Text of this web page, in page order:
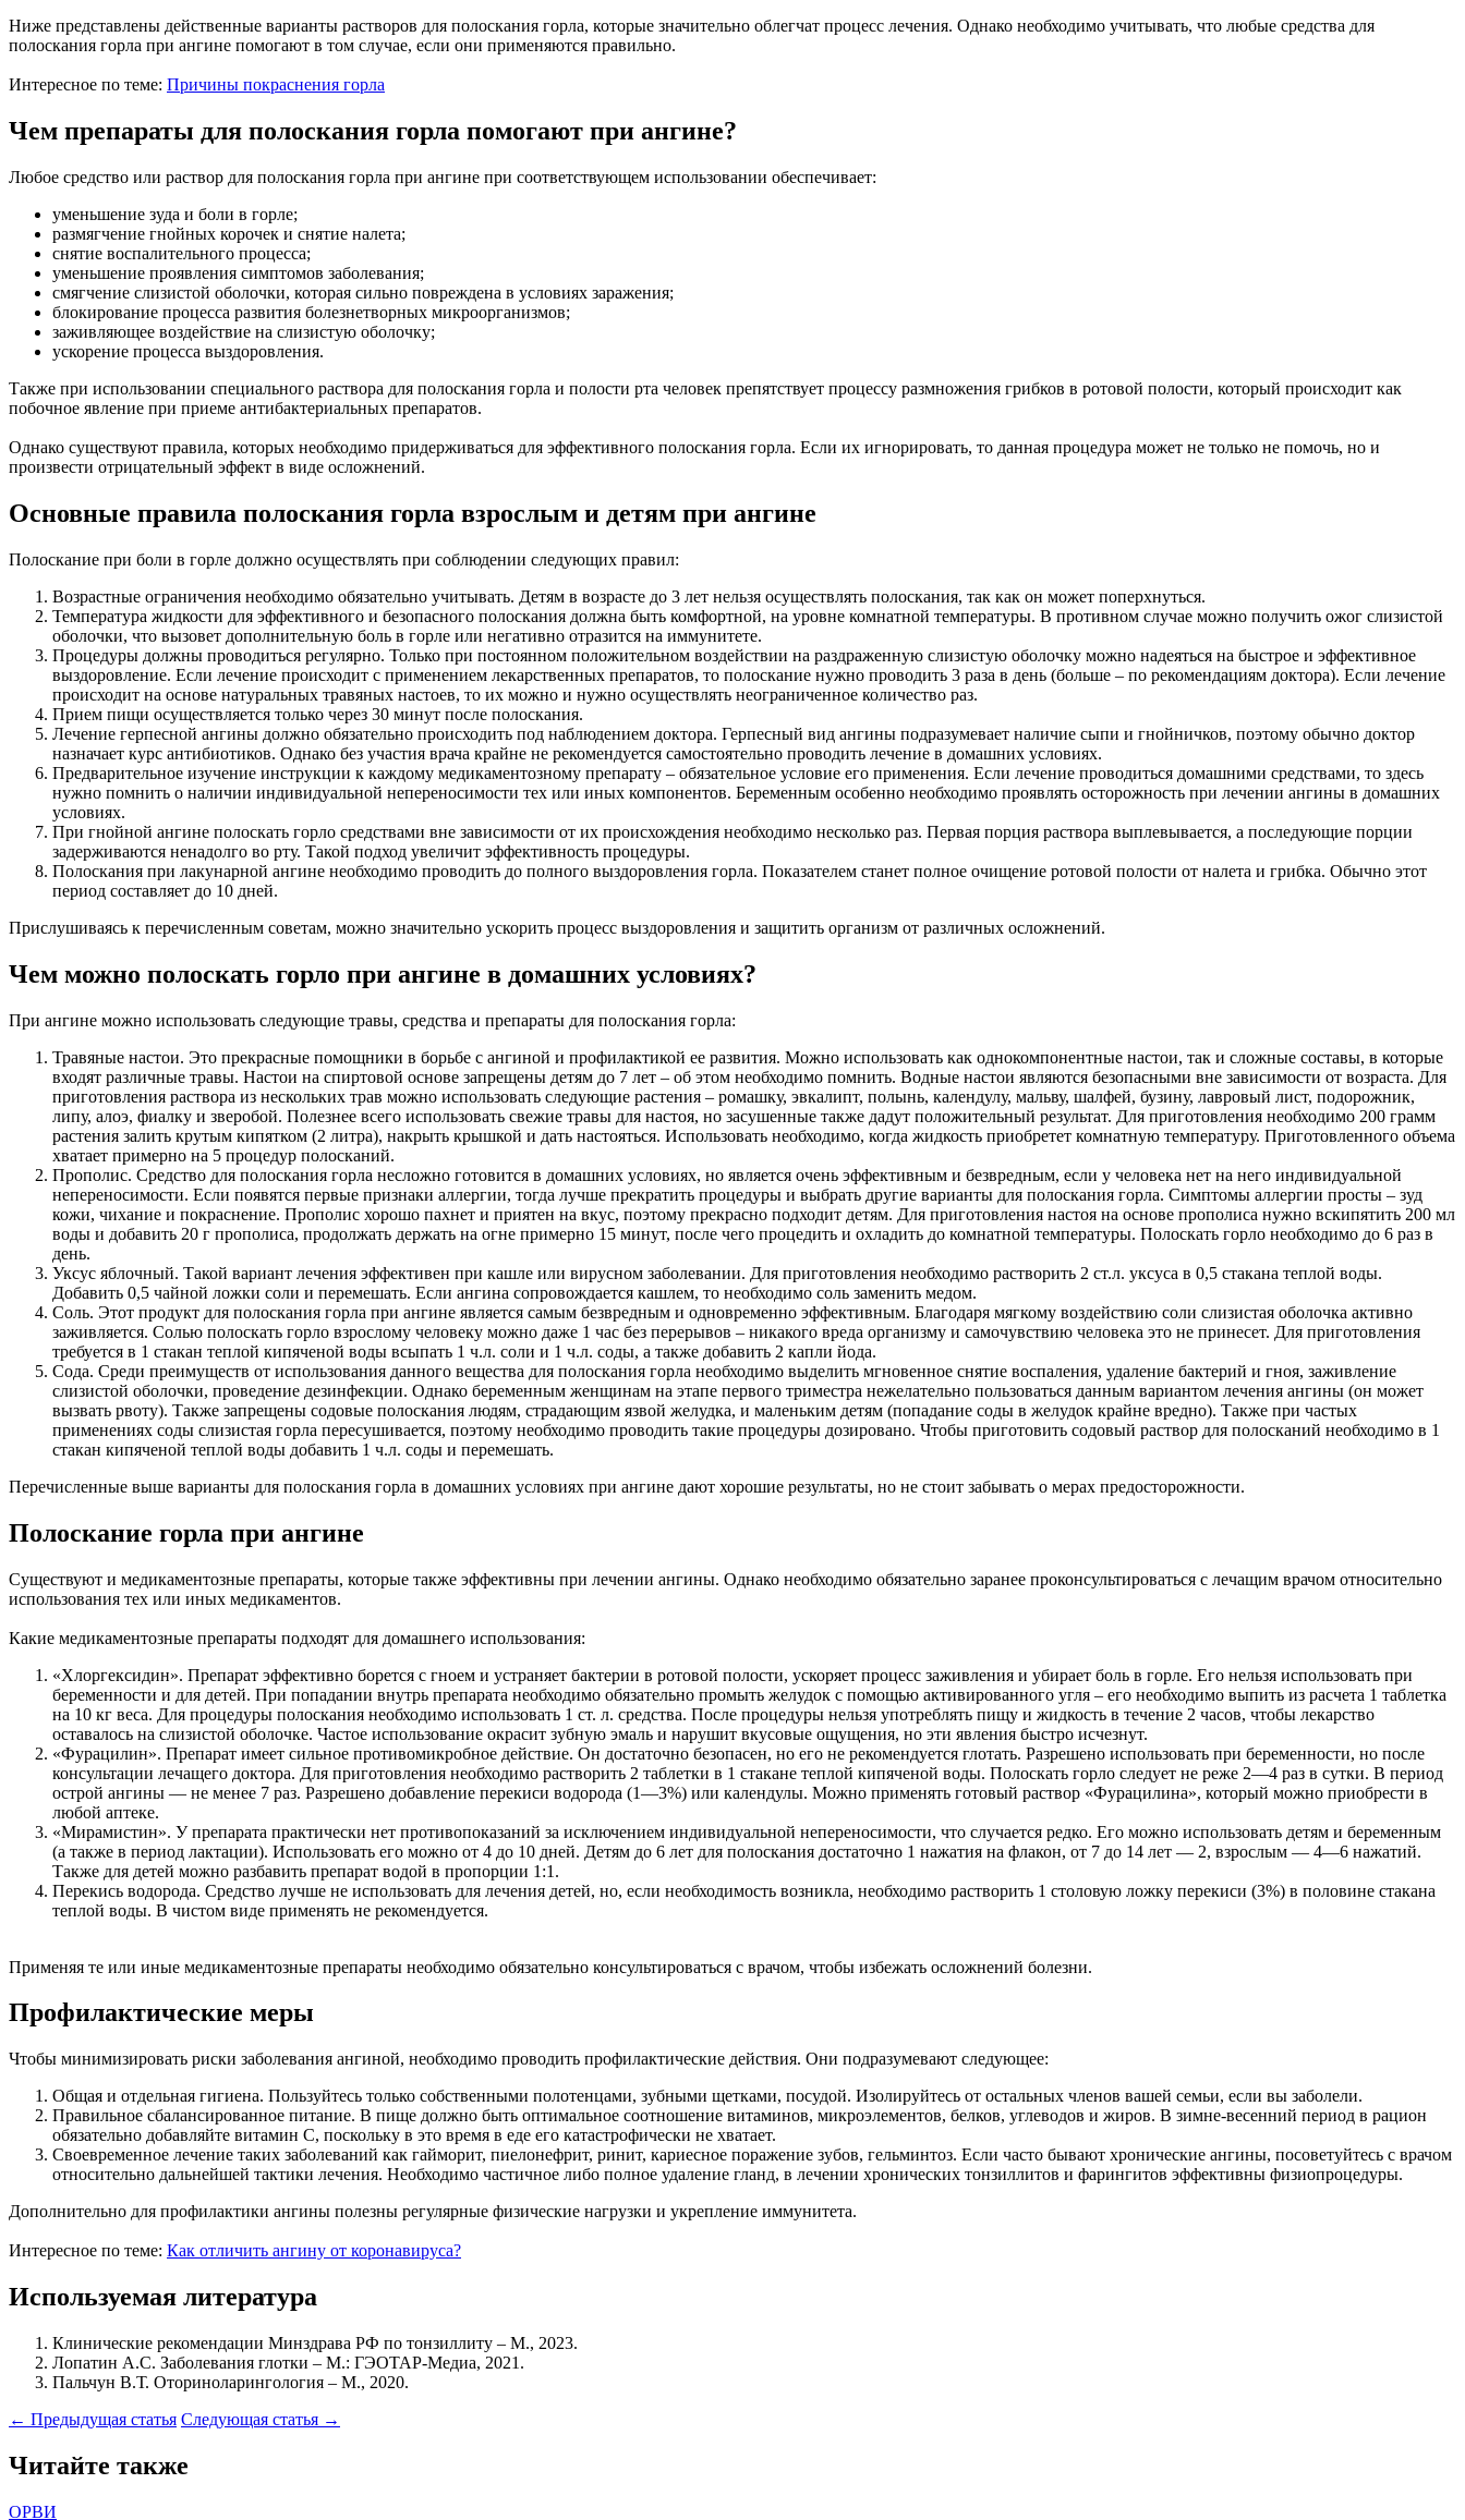
Ниже представлены действенные варианты растворов для полоскания горла, которые значительно облегчат процесс лечения. Однако необходимо учитывать, что любые средства для
полоскания горла при ангине помогают в том случае, если они применяются правильно.
Интересное по теме: Причины покраснения горла
Чем препараты для полоскания горла помогают при ангине?
Любое средство или раствор для полоскания горла при ангине при соответствующем использовании обеспечивает:
уменьшение зуда и боли в горле;
размягчение гнойных корочек и снятие налета;
снятие воспалительного процесса;
уменьшение проявления симптомов заболевания;
смягчение слизистой оболочки, которая сильно повреждена в условиях заражения;
блокирование процесса развития болезнетворных микроорганизмов;
заживляющее воздействие на слизистую оболочку;
ускорение процесса выздоровления.
Также при использовании специального раствора для полоскания горла и полости рта человек препятствует процессу размножения грибков в ротовой полости, который происходит как
побочное явление при приеме антибактериальных препаратов.
Однако существуют правила, которых необходимо придерживаться для эффективного полоскания горла. Если их игнорировать, то данная процедура может не только не помочь, но и
произвести отрицательный эффект в виде осложнений.
Основные правила полоскания горла взрослым и детям при ангине
Полоскание при боли в горле должно осуществлять при соблюдении следующих правил:
Возрастные ограничения необходимо обязательно учитывать. Детям в возрасте до 3 лет нельзя осуществлять полоскания, так как он может поперхнуться.
Температура жидкости для эффективного и безопасного полоскания должна быть комфортной, на уровне комнатной температуры. В противном случае можно получить ожог слизистой
оболочки, что вызовет дополнительную боль в горле или негативно отразится на иммунитете.
Процедуры должны проводиться регулярно. Только при постоянном положительном воздействии на раздраженную слизистую оболочку можно надеяться на быстрое и эффективное
выздоровление. Если лечение происходит с применением лекарственных препаратов, то полоскание нужно проводить 3 раза в день (больше – по рекомендациям доктора). Если лечение
происходит на основе натуральных травяных настоев, то их можно и нужно осуществлять неограниченное количество раз.
Прием пищи осуществляется только через 30 минут после полоскания.
Лечение герпесной ангины должно обязательно происходить под наблюдением доктора. Герпесный вид ангины подразумевает наличие сыпи и гнойничков, поэтому обычно доктор
назначает курс антибиотиков. Однако без участия врача крайне не рекомендуется самостоятельно проводить лечение в домашних условиях.
Предварительное изучение инструкции к каждому медикаментозному препарату – обязательное условие его применения. Если лечение проводиться домашними средствами, то здесь
нужно помнить о наличии индивидуальной непереносимости тех или иных компонентов. Беременным особенно необходимо проявлять осторожность при лечении ангины в домашних
условиях.
При гнойной ангине полоскать горло средствами вне зависимости от их происхождения необходимо несколько раз. Первая порция раствора выплевывается, а последующие порции
задерживаются ненадолго во рту. Такой подход увеличит эффективность процедуры.
Полоскания при лакунарной ангине необходимо проводить до полного выздоровления горла. Показателем станет полное очищение ротовой полости от налета и грибка. Обычно этот
период составляет до 10 дней.
Прислушиваясь к перечисленным советам, можно значительно ускорить процесс выздоровления и защитить организм от различных осложнений.
Чем можно полоскать горло при ангине в домашних условиях?
При ангине можно использовать следующие травы, средства и препараты для полоскания горла:
Травяные настои. Это прекрасные помощники в борьбе с ангиной и профилактикой ее развития. Можно использовать как однокомпонентные настои, так и сложные составы, в которые
входят различные травы. Настои на спиртовой основе запрещены детям до 7 лет – об этом необходимо помнить. Водные настои являются безопасными вне зависимости от возраста. Для
приготовления раствора из нескольких трав можно использовать следующие растения – ромашку, эвкалипт, полынь, календулу, мальву, шалфей, бузину, лавровый лист, подорожник,
липу, алоэ, фиалку и зверобой. Полезнее всего использовать свежие травы для настоя, но засушенные также дадут положительный результат. Для приготовления необходимо 200 грамм
растения залить крутым кипятком (2 литра), накрыть крышкой и дать настояться. Использовать необходимо, когда жидкость приобретет комнатную температуру. Приготовленного объема
хватает примерно на 5 процедур полосканий.
Прополис. Средство для полоскания горла несложно готовится в домашних условиях, но является очень эффективным и безвредным, если у человека нет на него индивидуальной
непереносимости. Если появятся первые признаки аллергии, тогда лучше прекратить процедуры и выбрать другие варианты для полоскания горла. Симптомы аллергии просты – зуд
кожи, чихание и покраснение. Прополис хорошо пахнет и приятен на вкус, поэтому прекрасно подходит детям. Для приготовления настоя на основе прополиса нужно вскипятить 200 мл
воды и добавить 20 г прополиса, продолжать держать на огне примерно 15 минут, после чего процедить и охладить до комнатной температуры. Полоскать горло необходимо до 6 раз в
день.
Уксус яблочный. Такой вариант лечения эффективен при кашле или вирусном заболевании. Для приготовления необходимо растворить 2 ст.л. уксуса в 0,5 стакана теплой воды.
Добавить 0,5 чайной ложки соли и перемешать. Если ангина сопровождается кашлем, то необходимо соль заменить медом.
Соль. Этот продукт для полоскания горла при ангине является самым безвредным и одновременно эффективным. Благодаря мягкому воздействию соли слизистая оболочка активно
заживляется. Солью полоскать горло взрослому человеку можно даже 1 час без перерывов – никакого вреда организму и самочувствию человека это не принесет. Для приготовления
требуется в 1 стакан теплой кипяченой воды всыпать 1 ч.л. соли и 1 ч.л. соды, а также добавить 2 капли йода.
Сода. Среди преимуществ от использования данного вещества для полоскания горла необходимо выделить мгновенное снятие воспаления, удаление бактерий и гноя, заживление
слизистой оболочки, проведение дезинфекции. Однако беременным женщинам на этапе первого триместра нежелательно пользоваться данным вариантом лечения ангины (он может
вызвать рвоту). Также запрещены содовые полоскания людям, страдающим язвой желудка, и маленьким детям (попадание соды в желудок крайне вредно). Также при частых
применениях соды слизистая горла пересушивается, поэтому необходимо проводить такие процедуры дозировано. Чтобы приготовить содовый раствор для полосканий необходимо в 1
стакан кипяченой теплой воды добавить 1 ч.л. соды и перемешать.
Перечисленные выше варианты для полоскания горла в домашних условиях при ангине дают хорошие результаты, но не стоит забывать о мерах предосторожности.
Полоскание горла при ангине
Существуют и медикаментозные препараты, которые также эффективны при лечении ангины. Однако необходимо обязательно заранее проконсультироваться с лечащим врачом относительно
использования тех или иных медикаментов.
Какие медикаментозные препараты подходят для домашнего использования:
«Хлоргексидин». Препарат эффективно борется с гноем и устраняет бактерии в ротовой полости, ускоряет процесс заживления и убирает боль в горле. Его нельзя использовать при
беременности и для детей. При попадании внутрь препарата необходимо обязательно промыть желудок с помощью активированного угля – его необходимо выпить из расчета 1 таблетка
на 10 кг веса. Для процедуры полоскания необходимо использовать 1 ст. л. средства. После процедуры нельзя употреблять пищу и жидкость в течение 2 часов, чтобы лекарство
оставалось на слизистой оболочке. Частое использование окрасит зубную эмаль и нарушит вкусовые ощущения, но эти явления быстро исчезнут.
«Фурацилин». Препарат имеет сильное противомикробное действие. Он достаточно безопасен, но его не рекомендуется глотать. Разрешено использовать при беременности, но после
консультации лечащего доктора. Для приготовления необходимо растворить 2 таблетки в 1 стакане теплой кипяченой воды. Полоскать горло следует не реже 2—4 раз в сутки. В период
острой ангины — не менее 7 раз. Разрешено добавление перекиси водорода (1—3%) или календулы. Можно применять готовый раствор «Фурацилина», который можно приобрести в
любой аптеке.
«Мирамистин». У препарата практически нет противопоказаний за исключением индивидуальной непереносимости, что случается редко. Его можно использовать детям и беременным
(а также в период лактации). Использовать его можно от 4 до 10 дней. Детям до 6 лет для полоскания достаточно 1 нажатия на флакон, от 7 до 14 лет — 2, взрослым — 4—6 нажатий.
Также для детей можно разбавить препарат водой в пропорции 1:1.
Перекись водорода. Средство лучше не использовать для лечения детей, но, если необходимость возникла, необходимо растворить 1 столовую ложку перекиси (3%) в половине стакана
теплой воды. В чистом виде применять не рекомендуется.
Применяя те или иные медикаментозные препараты необходимо обязательно консультироваться с врачом, чтобы избежать осложнений болезни.
Профилактические меры
Чтобы минимизировать риски заболевания ангиной, необходимо проводить профилактические действия. Они подразумевают следующее:
Общая и отдельная гигиена. Пользуйтесь только собственными полотенцами, зубными щетками, посудой. Изолируйтесь от остальных членов вашей семьи, если вы заболели.
Правильное сбалансированное питание. В пище должно быть оптимальное соотношение витаминов, микроэлементов, белков, углеводов и жиров. В зимне-весенний период в рацион
обязательно добавляйте витамин С, поскольку в это время в еде его катастрофически не хватает.
Своевременное лечение таких заболеваний как гайморит, пиелонефрит, ринит, кариесное поражение зубов, гельминтоз. Если часто бывают хронические ангины, посоветуйтесь с врачом
относительно дальнейшей тактики лечения. Необходимо частичное либо полное удаление гланд, в лечении хронических тонзиллитов и фарингитов эффективны физиопроцедуры.
Дополнительно для профилактики ангины полезны регулярные физические нагрузки и укрепление иммунитета.
Интересное по теме: Как отличить ангину от коронавируса?
Используемая литература
Клинические рекомендации Минздрава РФ по тонзиллиту – М., 2023.
Лопатин А.С. Заболевания глотки – М.: ГЭОТАР-Медиа, 2021.
Пальчун В.Т. Оториноларингология – М., 2020.
← Предыдущая статья Следующая статья →
Читайте также
ОРВИ